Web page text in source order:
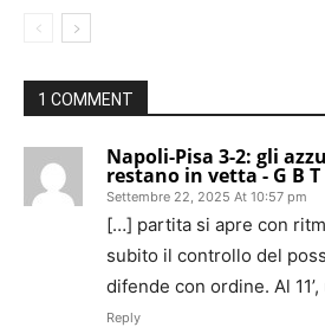
1 COMMENT
Napoli-Pisa 3-2: gli
restano in vetta - G B T
Settembre 22, 2025 At 10:57 pm
[…] partita si apre con
subito il controllo del
difende con ordine. Al
Reply